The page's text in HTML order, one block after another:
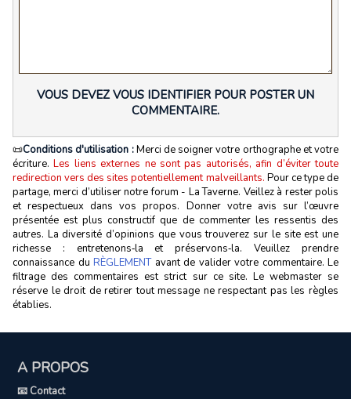
VOUS DEVEZ VOUS IDENTIFIER POUR POSTER UN
COMMENTAIRE.
📜Conditions d'utilisation :Merci de soigner votre orthographe et votre
écriture.Les liens externes ne sont pas autorisés, afin d’éviter toute
redirection vers des sites potentiellement malveillants. Pour ce type de
partage, merci d’utiliser notre forum - La Taverne. Veillez à rester polis
et respectueux dans vos propos. Donner votre avis sur l’œuvre
présentée est plus constructif que de commenter les ressentis des
autres. La diversité d’opinions que vous trouverez sur le site est une
richesse : entretenons‑la et préservons‑la. Veuillez prendre
connaissance du RÈGLEMENTavant de valider votre commentaire. Le
filtrage des commentaires est strict sur ce site. Le webmaster se
réserve le droit de retirer tout message ne respectant pas les règles
établies.
A PROPOS
📧 Contact